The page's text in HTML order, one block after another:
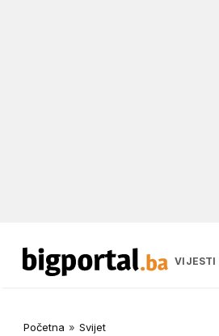
VIJESTI
Početna » Svijet